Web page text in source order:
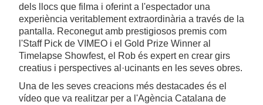
dels llocs que filma i oferint a l'espectador una
experiència veritablement extraordinària a través de la
pantalla. Reconegut amb prestigiosos premis com
l'Staff Pick de VIMEO i el Gold Prize Winner al
Timelapse Showfest, el Rob és expert en crear girs
creatius i perspectives al·ucinants en les seves obres.
Una de les seves creacions més destacades és el
vídeo que va realitzar per a l'Agència Catalana de